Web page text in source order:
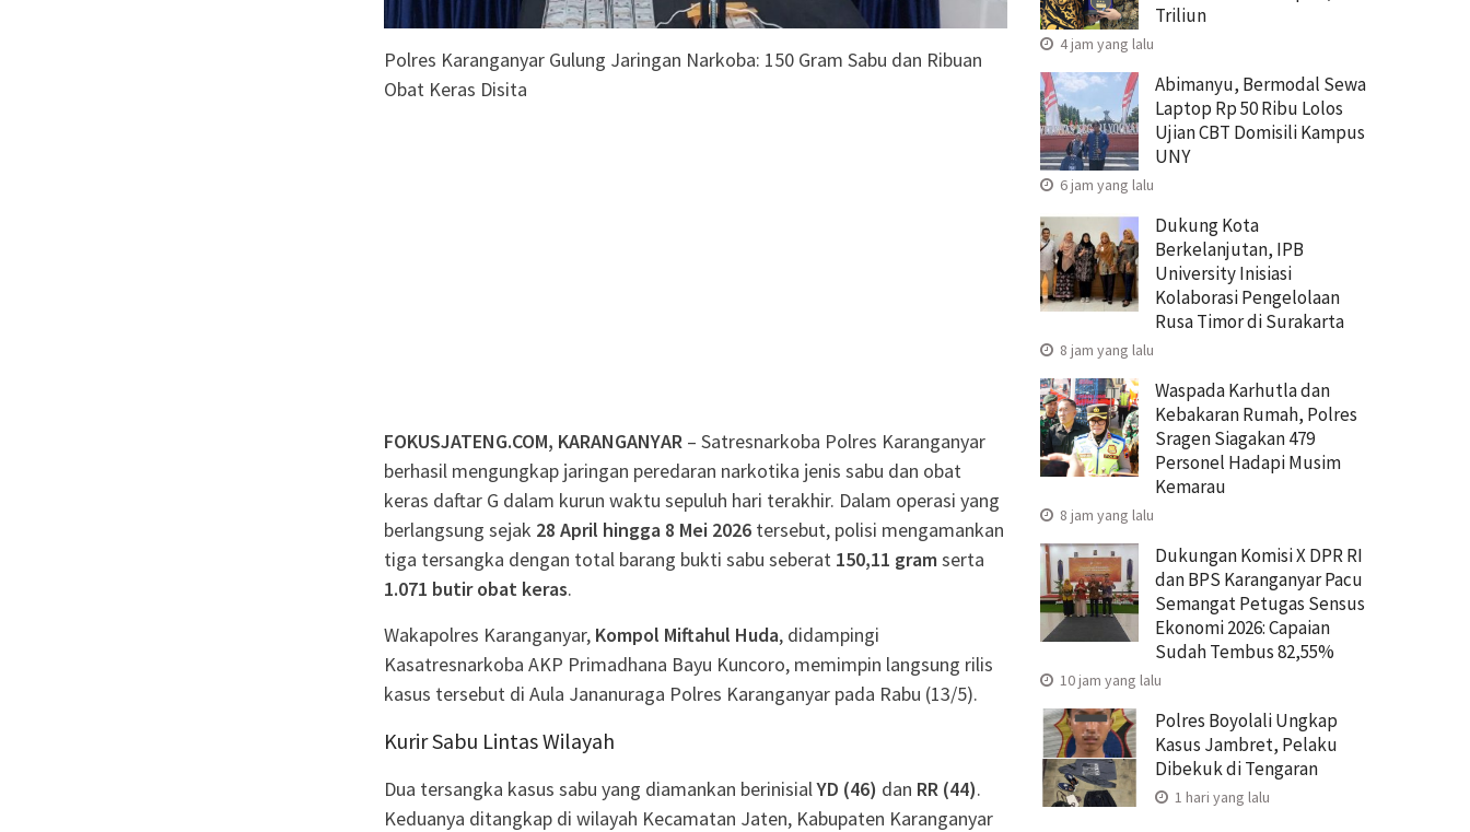
Polres Karanganyar Gulung Jaringan Narkoba: 150 Gram Sabu dan Ribuan
Obat Keras Disita
FOKUSJATENG.COM, KARANGANYAR – Satresnarkoba Polres Karanganyar
berhasil mengungkap jaringan peredaran narkotika jenis sabu dan obat
keras daftar G dalam kurun waktu sepuluh hari terakhir. Dalam operasi yang
berlangsung sejak 28 April hingga 8 Mei 2026 tersebut, polisi mengamankan
tiga tersangka dengan total barang bukti sabu seberat 150,11 gramserta
1.071 butir obat keras.
Wakapolres Karanganyar, Kompol Miftahul Huda, didampingi
Kasatresnarkoba AKP Primadhana Bayu Kuncoro, memimpin langsung rilis
kasus tersebut di Aula Jananuraga Polres Karanganyar pada Rabu (13/5).
Kurir Sabu Lintas Wilayah
Dua tersangka kasus sabu yang diamankan berinisialYD (46) dan RR (44).
Keduanya ditangkap di wilayah Kecamatan Jaten, Kabupaten Karanganyar
Triliun
4 jam yang lalu
Abimanyu, Bermodal Sewa
Laptop Rp 50 Ribu Lolos
Ujian CBT Domisili Kampus
UNY
6 jam yang lalu
Dukung Kota
Berkelanjutan, IPB
University Inisiasi
Kolaborasi Pengelolaan
Rusa Timor di Surakarta
8 jam yang lalu
Waspada Karhutla dan
Kebakaran Rumah, Polres
Sragen Siagakan 479
Personel Hadapi Musim
Kemarau
8 jam yang lalu
Dukungan Komisi X DPR RI
dan BPS Karanganyar Pacu
Semangat Petugas Sensus
Ekonomi 2026: Capaian
Sudah Tembus 82,55%
10 jam yang lalu
Polres Boyolali Ungkap
Kasus Jambret, Pelaku
Dibekuk di Tengaran
1 hari yang lalu